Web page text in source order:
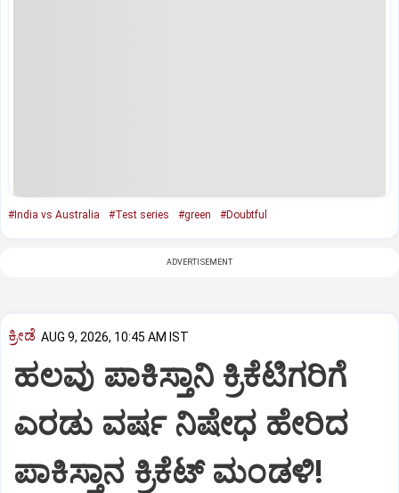
#India vs Australia #Test series #green #Doubtful
ADVERTISEMENT
ಕ್ರೀಡೆ AUG 9, 2026, 10:45 AM IST
ಹಲವು ಪಾಕಿಸ್ತಾನಿ ಕ್ರಿಕೆಟಿಗರಿಗೆ
ಎರಡು ವರ್ಷ ನಿಷೇಧ ಹೇರಿದ
ಪಾಕಿಸ್ತಾನ ಕ್ರಿಕೆಟ್‌ ಮಂಡಳಿ!